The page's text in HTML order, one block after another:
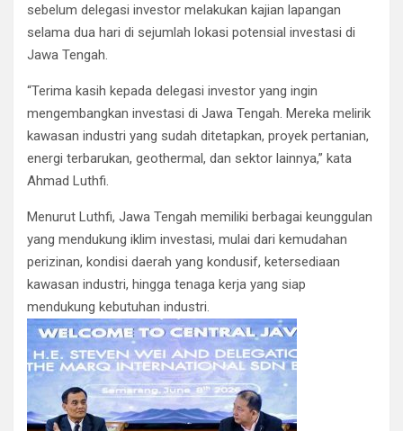
sebelum delegasi investor melakukan kajian lapangan
selama dua hari di sejumlah lokasi potensial investasi di
Jawa Tengah.
“Terima kasih kepada delegasi investor yang ingin
mengembangkan investasi di Jawa Tengah. Mereka melirik
kawasan industri yang sudah ditetapkan, proyek pertanian,
energi terbarukan, geothermal, dan sektor lainnya,” kata
Ahmad Luthfi.
Menurut Luthfi, Jawa Tengah memiliki berbagai keunggulan
yang mendukung iklim investasi, mulai dari kemudahan
perizinan, kondisi daerah yang kondusif, ketersediaan
kawasan industri, hingga tenaga kerja yang siap
mendukung kebutuhan industri.